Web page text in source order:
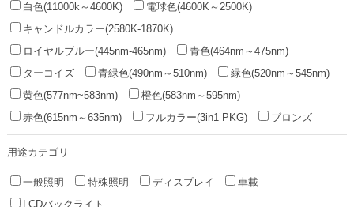
白色(11000k～4600K)
電球色(4600K～2500K)
キャンドルカラー(2580K-1870K)
ロイヤルブルー(445nm-465nm)
青色(464nm～475nm)
ターコイズ
青緑色(490nm～510nm)
緑色(520nm～545nm)
黄色(577nm~583nm)
橙色(583nm～595nm)
赤色(615nm～635nm)
フルカラー(3in1 PKG) ブロンズ
用途カテゴリ
一般照明 特殊照明 ディスプレイ
車載
LCDバックライト